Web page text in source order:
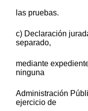
las pruebas.
c) Declaración
separado,
mediante
ninguna
Administración
ejercicio de